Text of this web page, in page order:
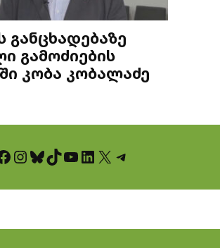
განცხადებაზე
გამოძიების
კობა კობალაძე
InstagramBluesky TikTok YouTube LinkedIn X Telegram